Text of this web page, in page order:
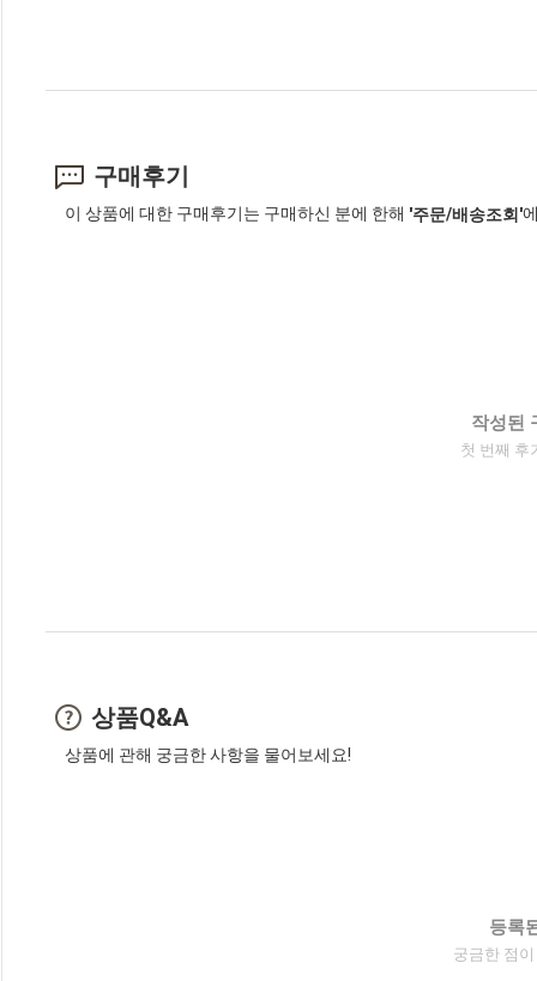
구매후기
이 상품에 대한 구매후기는 구매하신 분에 한해 '주문/배송조회'
작성된
첫 번째 후
상품Q&A
상품에 관해 궁금한 사항을 물어보세요!
등록
궁금한 점